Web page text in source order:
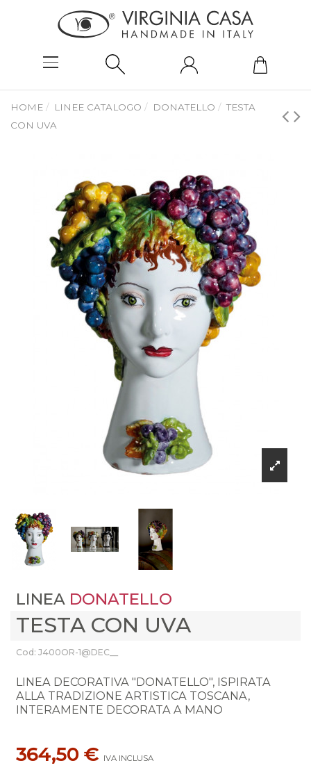
HOME LINEE CATALOGO DONATELLO
TESTA
CON UVA
LINEA DONATELLO
TESTA CON UVA
Cod: J400OR-1@DEC__
LINEA DECORATIVA "DONATELLO", ISPIRATA
ALLA TRADIZIONE ARTISTICA TOSCANA,
INTERAMENTE DECORATA A MANO
364,50 € IVA INCLUSA